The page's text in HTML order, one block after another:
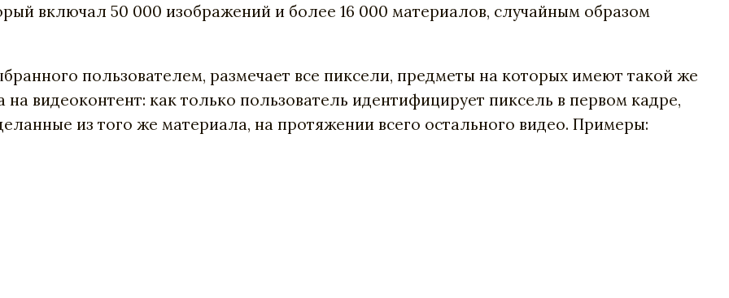
включал 50 000 изображений и более 16 000 материалов, случайным образом
пользователем, размечает все пиксели, предметы на которых имеют такой же
видеоконтент: как только пользователь идентифицирует пиксель в первом кадре,
из того же материала, на протяжении всего остального видео. Примеры: